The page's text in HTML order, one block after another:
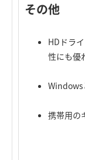
その他
HDドラ
性にも優
Windows
携帯用の